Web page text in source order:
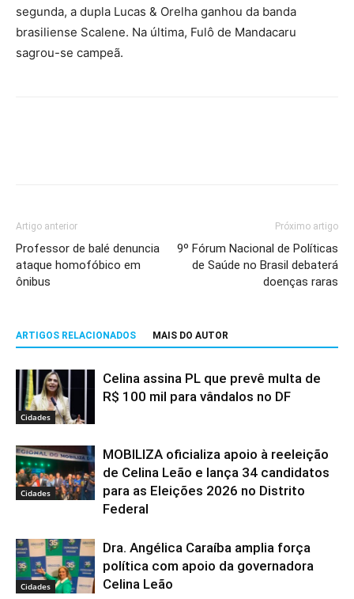
segunda, a dupla Lucas & Orelha ganhou da banda
brasiliense Scalene. Na última, Fulô de Mandacaru
sagrou-se campeã.
Artigo anterior
Professor de balé denuncia
ataque homofóbico em
ônibus
Próximo artigo
9º Fórum Nacional de Políticas
de Saúde no Brasil debaterá
doenças raras
ARTIGOS RELACIONADOS MAIS DO AUTOR
Cidades
Celina assina PL que prevê multa de
R$ 100 mil para vândalos no DF
Cidades
MOBILIZA oficializa apoio à reeleição
de Celina Leão e lança 34 candidatos
para as Eleições 2026 no Distrito
Federal
Cidades
Dra. Angélica Caraíba amplia força
política com apoio da governadora
Celina Leão